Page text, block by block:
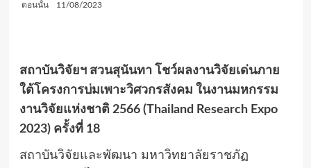
ตอนนั้น 11/08/2023
สถาบันวิจัยฯ สวนสุนันทา โชว์ผลงานวิจัยเด่นภาย
ใต้โครงการบ่มเพาะวิศวกรสังคม ในงานมหกรรม
งานวิจัยแห่งชาติ 2566 (Thailand Research Expo
2023) ครั้งที่ 18
สถาบันวิจัยและพัฒนา มหาวิทยาลัยราชภัฏ